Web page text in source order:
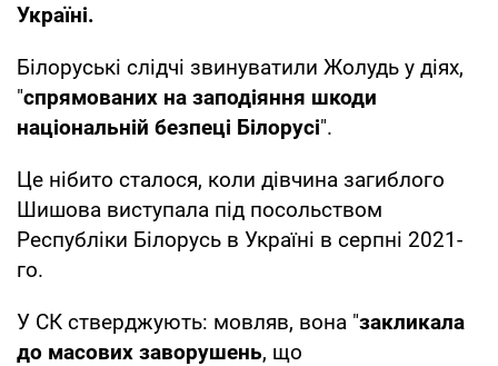
Україні.
Білоруські слідчі звинуватили Жолудь у діях,
"спрямованих на заподіяння шкоди
національній безпеці Білорусі".
Це нібито сталося, коли дівчина загиблого
Шишова виступала під посольством
Республіки Білорусь в Україні в серпні 2021-
го.
У СК стверджують: мовляв, вона "закликала
до масових заворушень, що